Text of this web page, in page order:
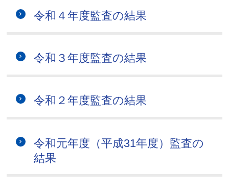
令和４年度監査の結果
令和３年度監査の結果
令和２年度監査の結果
令和元年度（平成31年度）監査の
結果